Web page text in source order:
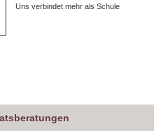
Uns verbindet mehr als Schule